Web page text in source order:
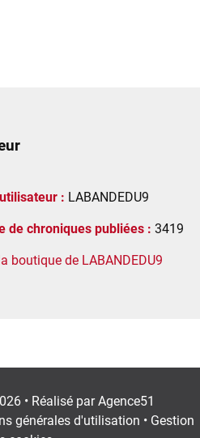
: LABANDEDU9
de chroniques publiées : 3419
boutique de LABANDEDU9
• Réalisé parAgence51
générales d'utilisation • Gestion